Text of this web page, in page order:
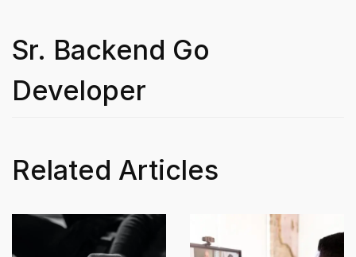
Sr. Backend Go
Developer
Related Articles